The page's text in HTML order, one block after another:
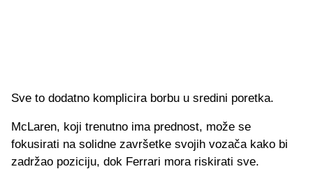
Sve to dodatno komplicira borbu u sredini poretka.
McLaren, koji trenutno ima prednost, može se
fokusirati na solidne završetke svojih vozača kako bi
zadržao poziciju, dok Ferrari mora riskirati sve.